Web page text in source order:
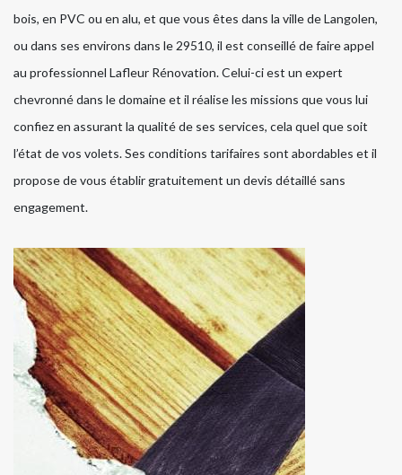
bois, en PVC ou en alu, et que vous êtes dans la ville de Langolen,
ou dans ses environs dans le 29510, il est conseillé de faire appel
au professionnel Lafleur Rénovation. Celui-ci est un expert
chevronné dans le domaine et il réalise les missions que vous lui
confiez en assurant la qualité de ses services, cela quel que soit
l’état de vos volets. Ses conditions tarifaires sont abordables et il
propose de vous établir gratuitement un devis détaillé sans
engagement.